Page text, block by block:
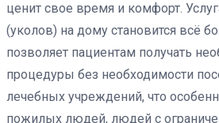
ценит свое время и комфорт.
(уколов) на дому становится всё
позволяет пациентам получать
процедуры без необходимости
лечебных учреждений, что
пожилых людей, людей с